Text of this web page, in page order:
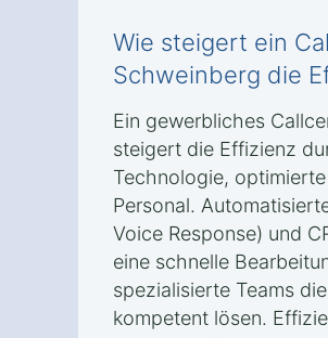
Wie steigert ein
Schweinberg die
Ein gewerbliches
steigert die Effizienz
Technologie,
Personal.
Voice Response) und
eine schnelle
spezialisierte Teams
kompetent lösen.